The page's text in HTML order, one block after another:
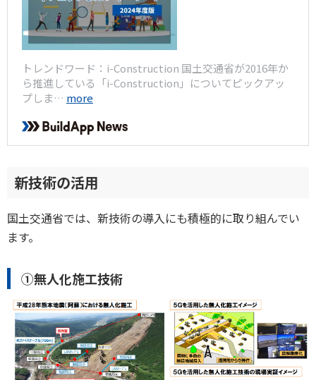
トレンドワード：i-Construction 国土交通省が2016年か
ら推進している「i-Construction」についてピックアッ
プしま… more
新技術の活用
国土交通省では、新技術の導入にも積極的に取り組んでい
ます。
①無人化施工技術